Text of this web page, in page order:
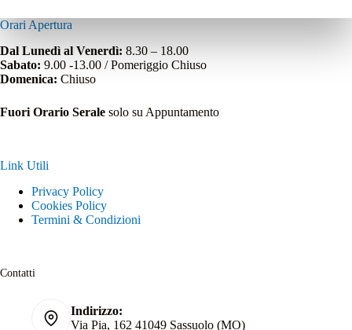
Orari Apertura
Dal Lunedì al Venerdì: 8.30 – 18.00
Sabato: 9.00 -13.00 / Pomeriggio Chiuso
Domenica: Chiuso
Fuori Orario Serale solo su Appuntamento
Link Utili
Privacy Policy
Cookies Policy
Termini & Condizioni
Contatti
Indirizzo:
Via Pia, 162 41049 Sassuolo (MO)